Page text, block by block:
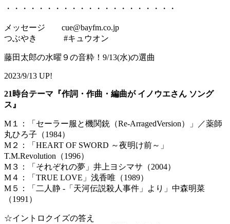
・・・・・・・・・・・・・・・・・・・・・
メッセージ cue@bayfm.co.jp
つぶやき #キュウオン
藤田太郎の水曜９の音粋！9/13(水)の選曲
2023/9/13 UP!
21時台テーマ『作詞・作曲・編曲が イノウエさん ソング
ス』
M１：「セーラー服と機関銃（Re-ArragedVersion）」／薬師
丸ひろ子（1984）
M２：「HEART OF SWORD ～夜明け前～」
T.M.Revolution（1996）
M３：「それぞれの夢」井上ヨシマサ（2004）
M４：「TRUE LOVE」浅香唯（1989）
M５：「二人静 -「天河伝説殺人事件」より」中森明菜
（1991）
☆イントロクイズの答え